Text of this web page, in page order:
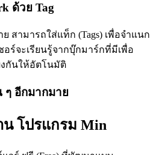
ด้วย Tag
สามารถใส่แท็ก (Tags) เพื่อจำแนก
ร์จะเรียนรู้จากบุ๊กมาร์กที่มีเพื่อ
งกันให้อัตโนมัติ
ๆ อีกมากมาย
น โปรแกรม Min